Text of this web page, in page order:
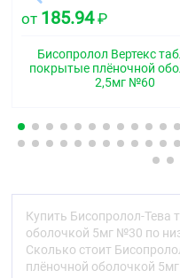
Бета1-
C07AB07
Бисопролол —
без собственной
Как и для других бета1
механизм действия
неясен. Вместе с тем
от 185.94₽
Бисопролол Вертекс
покрытые плёночной
2,5мг №60
Купить Бисопролол-Тева
оболочкой 5мг №30 по
Сколько стоит
плёночной оболочкой